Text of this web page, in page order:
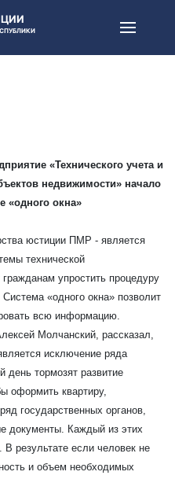
«Технического учета и
недвижимости» начало
«одного окна»
юстиции ПМР - является
технической
гражданам упростить процедуру
«одного окна» позволит
всю информацию.
Молчанский, рассказал,
исключение ряда
день тормозят развитие
оформить квартиру,
государственных органов,
документы. Каждый из этих
результате если человек не
и объем необходимых